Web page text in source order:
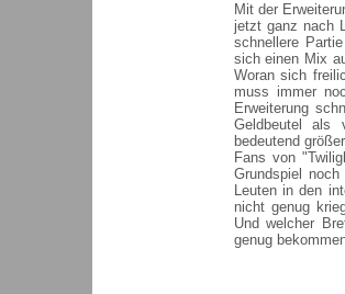
Mit der
jetzt ganz nach
schnellere
sich einen Mix
Woran sich
muss immer
Erweiterung
Geldbeutel als
bedeutend
Fans von
Grundspiel
Leuten in den
nicht genug
Und welcher
genug